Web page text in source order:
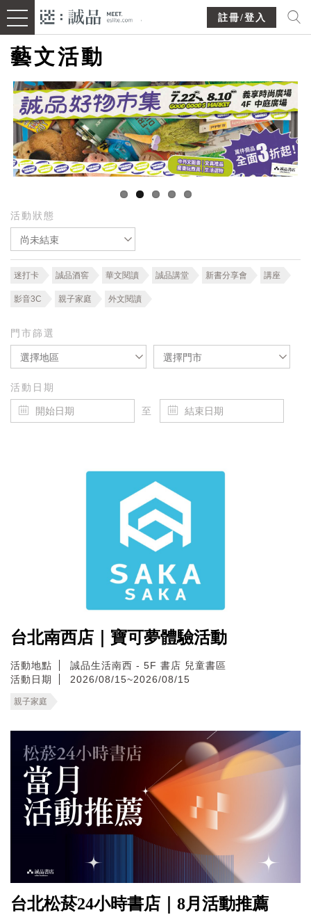
註冊/登入
藝文活動
活動狀態
尚未結束
迷打卡 誠品酒窖 華文閱讀 誠品講堂 新書分享會 講座
影音3C 親子家庭 外文閱讀
門市篩選
選擇地區 選擇門市
活動日期
至
台北南西店｜寶可夢體驗活動
活動地點
誠品生活南西 - 5F 書店 兒童書區
活動日期
2026/08/15~2026/08/15
親子家庭
台北松菸24小時書店｜8月活動推薦